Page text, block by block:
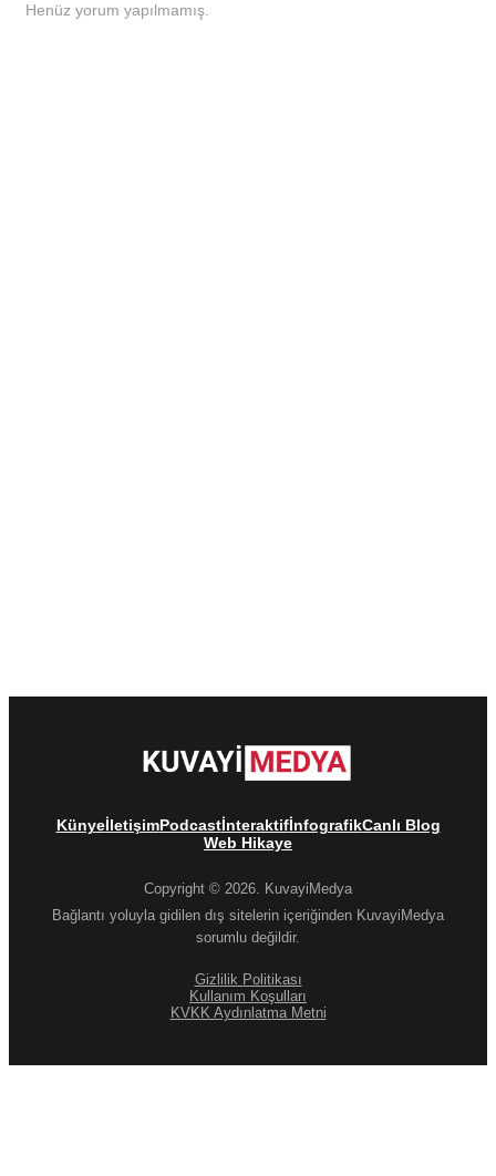
Henüz yorum yapılmamış.
KünyeİletişimPodcastİnteraktifİnfografikCanlı Blog
Web Hikaye
Copyright © 2026. KuvayiMedya
Bağlantı yoluyla gidilen dış sitelerin içeriğinden KuvayiMedya
sorumlu değildir.
Gizlilik Politikası
Kullanım Koşulları
KVKK Aydınlatma Metni